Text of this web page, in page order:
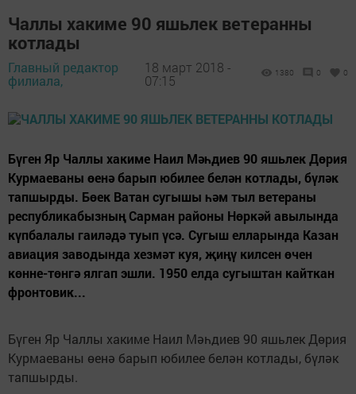
Чаллы хакиме 90 яшьлек ветеранны
котлады
Главный редактор
филиала,
18 март 2018 -
07:15
1380 0 0
Бүген Яр Чаллы хакиме Наил Мәһдиев 90 яшьлек Дөрия
Курмаеваны өенә барып юбилее белән котлады, бүләк
тапшырды. Бөек Ватан сугышы һәм тыл ветераны
республикабызның Сарман районы Нөркәй авылында
күпбалалы гаиләдә туып үсә. Сугыш елларында Казан
авиация заводында хезмәт куя, җиңү килсен өчен
көнне-төнгә ялгап эшли. 1950 елда сугыштан кайткан
фронтовик...
Бүген Яр Чаллы хакиме Наил Мәһдиев 90 яшьлек Дөрия
Курмаеваны өенә барып юбилее белән котлады, бүләк
тапшырды.